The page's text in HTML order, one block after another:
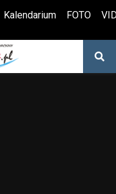
Kalendarium FOTO